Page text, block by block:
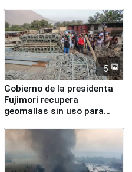
5
Gobierno de la presidenta
Fujimori recupera
geomallas sin uso para
Fenómeno El Niño